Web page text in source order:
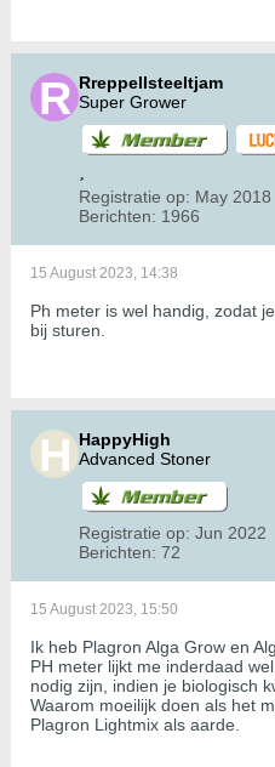
Rreppellsteeltjam
Super Grower
Registratie op: May 2018
Berichten: 1966
15 August 2023, 14:38
Ph meter is wel handig, zodat
bij sturen.
HappyHigh
Advanced Stoner
Registratie op: Jun 2022
Berichten: 72
15 August 2023, 15:50
Ik heb Plagron Alga Grow en
PH meter lijkt me inderdaad
nodig zijn, indien je biologisch
Waarom moeilijk doen als het
Plagron Lightmix als aarde.